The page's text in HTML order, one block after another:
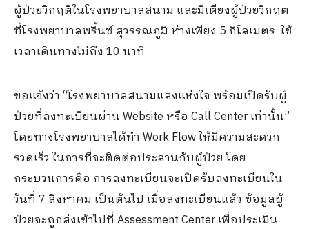
ผู้ป่วยวิกฤติในโรงพยาบาลสนาม และมีเตียงผู้ป่วยวิกฤต
ที่โรงพยาบาลพริ้นซ์ สุวรรณภูมิ ห่างเพียง 5 กิโลเมตร ใช้
เวลาเดินทางไม่ถึง 10 นาที
ขอแจ้งว่า “โรงพยาบาลสนามแสงแห่งใจ พร้อมเปิดรับผู้
ป่วยที่ลงทะเบียนผ่าน Website หรือ Call Center เท่านั้น”
โดยทางโรงพยาบาลได้ทำ Work Flow ให้มีความสะดวก
รวดเร็ว ในการที่จะติดต่อประสานกับผู้ป่วย โดย
กระบวนการคือ การลงทะเบียนจะเปิดรับลงทะเบียนใน
วันที่ 7 สิงหาคม เป็นต้นไป เมื่อลงทะเบียนแล้ว ข้อมูลผู้
ป่วยจะถูกส่งเข้าไปที่ Assessment Center เพื่อประเมิน